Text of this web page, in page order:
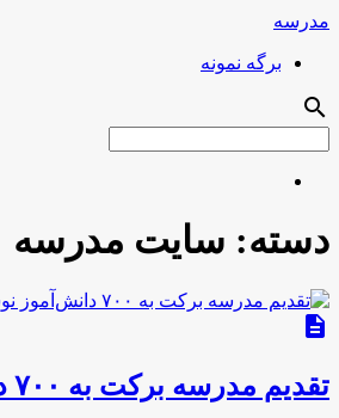
مدرسه
برگه نمونه
search
دسته: سایت مدرسه
description
تقدیم مدرسه برکت به ۷۰۰ دانش‌آموز نوشهری با دستور رهبر انقلاب